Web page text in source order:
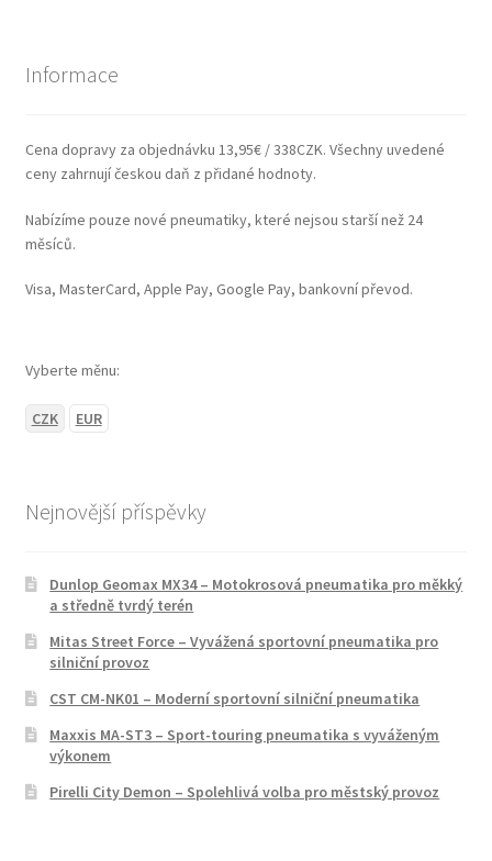
Informace
Cena dopravy za objednávku 13,95€ / 338CZK. Všechny uvedené
ceny zahrnují českou daň z přidané hodnoty.
Nabízíme pouze nové pneumatiky, které nejsou starší než 24
měsíců.
Visa, MasterCard, Apple Pay, Google Pay, bankovní převod.
Vyberte měnu:
CZK EUR
Nejnovější příspěvky
Dunlop Geomax MX34 – Motokrosová pneumatika pro měkký
a středně tvrdý terén
Mitas Street Force – Vyvážená sportovní pneumatika pro
silniční provoz
CST CM-NK01 – Moderní sportovní silniční pneumatika
Maxxis MA-ST3 – Sport-touring pneumatika s vyváženým
výkonem
Pirelli City Demon – Spolehlivá volba pro městský provoz